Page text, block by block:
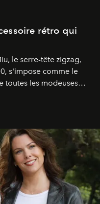
rétro qui
le serre-tête zigzag,
s'impose comme le
toutes les modeuses